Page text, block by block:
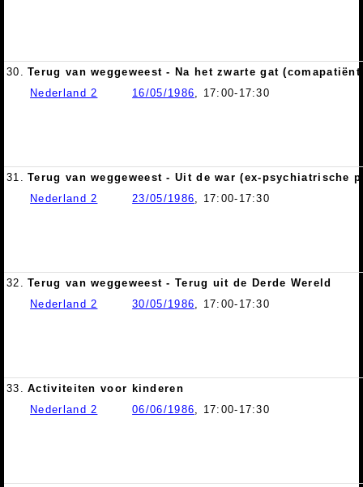
30. Terug van weggeweest - Na het zwarte gat
Nederland 2
16/05/1986, 17:00-17:30
31. Terug van weggeweest - Uit de war (ex-psychiatrische
Nederland 2
23/05/1986, 17:00-17:30
32. Terug van weggeweest - Terug uit de Derde Wereld
Nederland 2
30/05/1986, 17:00-17:30
33. Activiteiten voor kinderen
Nederland 2
06/06/1986, 17:00-17:30